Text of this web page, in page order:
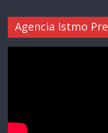
Agencia Istmo